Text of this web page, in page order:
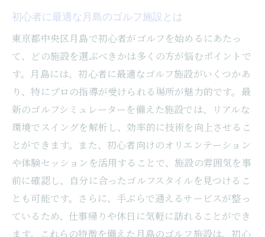
スイング解析で自分のプレースタイルを知
る
最新シミュレーター活用月島ゴルフ施設の魅力
リアルな体験ができる最新シミュレーター
シミュレーターを使った効果的な練習法
天候に左右されないインドアゴルフの利点
シミュレーター活用で上達する秘訣
初心者でも安心のシミュレーター体験講座
最新テクノロジーでゴルフの腕前アップ
アクセス便利な月島でゴルフスキルを磨く方法
月島の交通アクセスが良いゴルフ施設紹介
初心者に最適な月島のゴルフ施設とは
東京都中央区月島で初心者がゴルフを始めるにあたっ
て、どの施設を選ぶべきかは多くの方が悩むポイントで
す。月島には、初心者に最適なゴルフ施設がいくつかあ
り、特にプロの指導が受けられる場所が魅力的です。最
新のゴルフシミュレーターを備えた施設では、リアルな
環境でスイングを解析し、効率的に技術を向上させるこ
とができます。また、初心者向けのオリエンテーション
や体験セッションを活用することで、施設の雰囲気を事
前に確認し、自分に合ったゴルフスタイルを見つけるこ
とも可能です。さらに、手ぶらで通えるサービスが整っ
ているため、仕事帰りや休日に気軽に訪れることができ
ます。これらの特徴を備えた月島のゴルフ施設は、初心